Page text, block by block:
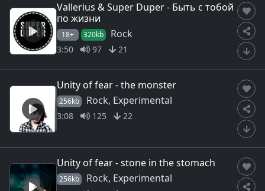
Vallerius & Super Duper - Быть с тобой
по жизни
18+ 320kb Rock
3:50 97 21
Unity of fear - the monster
256kb Rock, Experimental
3:08 125 22
Unity of fear - stone in the stomach
256kb Rock, Experimental